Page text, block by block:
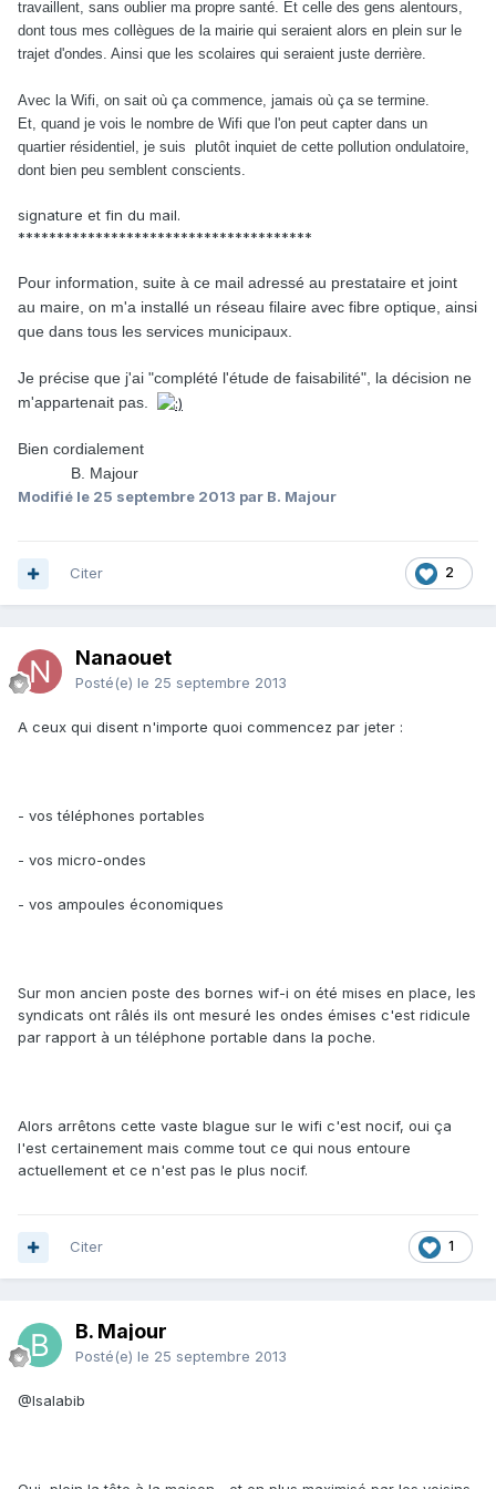
travaillent, sans oublier ma propre santé. Et celle des gens alentours,
dont tous mes collègues de la mairie qui seraient alors en plein sur le
trajet d'ondes. Ainsi que les scolaires qui seraient juste derrière.
Avec la Wifi, on sait où ça commence, jamais où ça se termine.
Et, quand je vois le nombre de Wifi que l'on peut capter dans un
quartier résidentiel, je suis plutôt inquiet de cette pollution ondulatoire,
dont bien peu semblent conscients.
signature et fin du mail.
**************************************
Pour information, suite à ce mail adressé au prestataire et joint
au maire, on m'a installé un réseau filaire avec fibre optique, ainsi
que dans tous les services municipaux.
Je précise que j'ai "complété l'étude de faisabilité", la décision ne
m'appartenait pas.
Bien cordialement
B. Majour
Modifié le 25 septembre 2013 par B. Majour
2
Citer
Nanaouet
Posté(e) le 25 septembre 2013
A ceux qui disent n'importe quoi commencez par jeter :
- vos téléphones portables
- vos micro-ondes
- vos ampoules économiques
Sur mon ancien poste des bornes wif-i on été mises en place, les
syndicats ont râlés ils ont mesuré les ondes émises c'est ridicule
par rapport à un téléphone portable dans la poche.
Alors arrêtons cette vaste blague sur le wifi c'est nocif, oui ça
l'est certainement mais comme tout ce qui nous entoure
actuellement et ce n'est pas le plus nocif.
1
Citer
B. Majour
Posté(e) le 25 septembre 2013
@Isalabib